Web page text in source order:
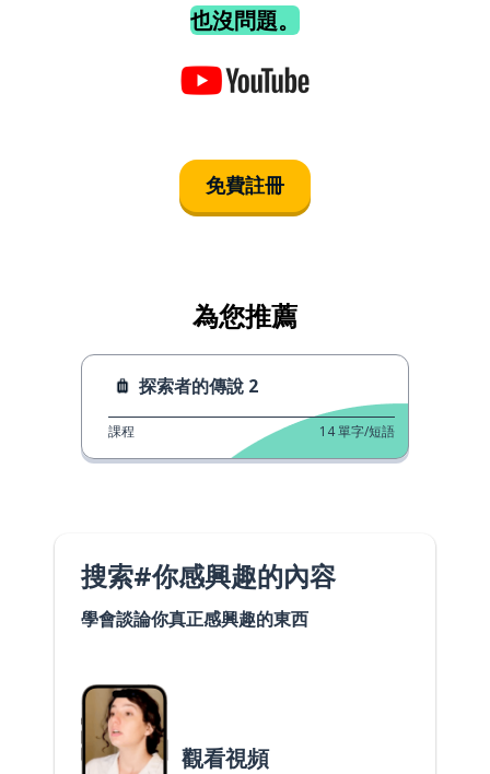
也沒問題。
免費註冊
為您推薦
探索者的傳說 2
課程 14單字/短語
搜索#你感興趣的內容
學會談論你真正感興趣的東西
觀看視頻